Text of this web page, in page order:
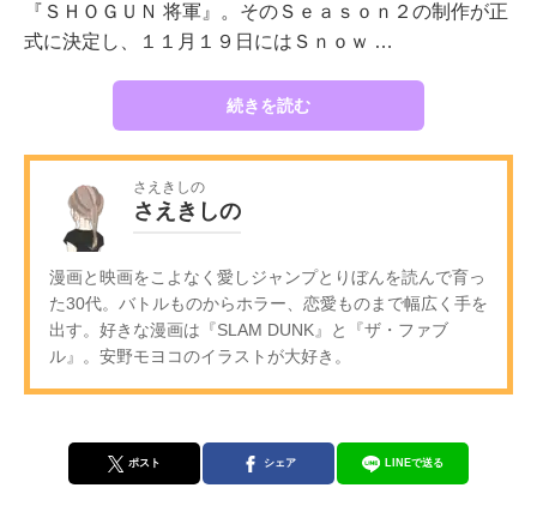
『ＳＨＯＧＵＮ 将軍』。そのＳｅａｓｏｎ２の制作が正
式に決定し、１１月１９日にはＳｎｏｗ …
続きを読む
さえきしの
さえきしの
漫画と映画をこよなく愛しジャンプとりぼんを読んで育っ
た30代。バトルものからホラー、恋愛ものまで幅広く手を
出す。好きな漫画は『SLAM DUNK』と『ザ・ファブ
ル』。安野モヨコのイラストが大好き。
ポスト シェア LINEで送る